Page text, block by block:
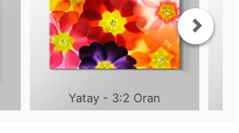
Yatay - 3:2 Oran